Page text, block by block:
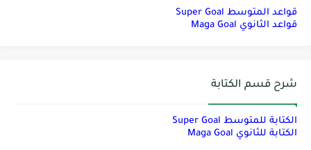
قواعد المتوسط Super Goal
قواعد الثانوي Maga Goal
شرح قسم الكتابة
الكتابة للمتوسط Super Goal
الكتابة للثانوي Maga Goal